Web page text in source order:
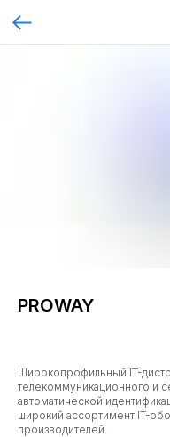
PROWAY
Широкопрофильный IT-
телекоммуникационного и
автоматической
широкий ассортимент IT-
производителей.